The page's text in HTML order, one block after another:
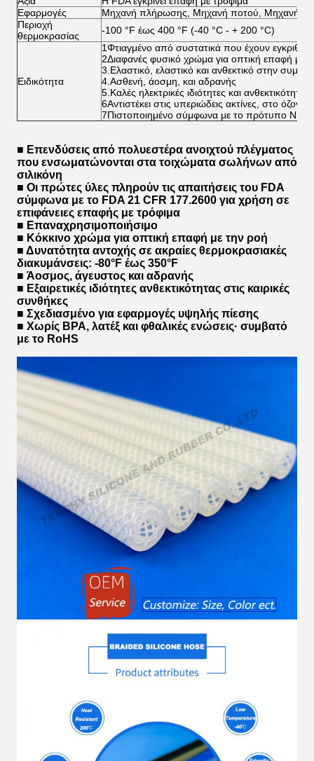
Εφαρμογές
Μηχανή πλήρωσης, Μηχανή ποτού, Μηχανή
Περιοχή
θερμοκρασίας
-100 °F έως 400 °F (-40 °C - + 200 °C)
Ειδικότητα
1Φτιαγμένο από συστατικά που έχουν εγκριθεί
2Διαφανές φυσικό χρώμα για οπτική επαφή με
3.Ελαστικό, ελαστικό και ανθεκτικό στην
4.Ασθενή, άοσμη, και αδρανής
5.Καλές ηλεκτρικές ιδιότητες και ανθεκτικότητα
6Αντιστέκει στις υπεριώδεις ακτίνες, στο όζον,
7Πιστοποιημένο σύμφωνα με το πρότυπο NSF
■ Επενδύσεις από πολυεστέρα ανοιχτού πλέγματος
που ενσωματώνονται στα τοιχώματα σωλήνων από
σιλικόνη
■ Οι πρώτες ύλες πληρούν τις απαιτήσεις του FDA
σύμφωνα με το FDA 21 CFR 177.2600 για χρήση σε
επιφάνειες επαφής με τρόφιμα
■ Επαναχρησιμοποιήσιμο
■ Κόκκινο χρώμα για οπτική επαφή με την ροή
■ Δυνατότητα αντοχής σε ακραίες θερμοκρασιακές
διακυμάνσεις: -80°F έως 350°F
■ Άοσμος, άγευστος και αδρανής
■ Εξαιρετικές ιδιότητες ανθεκτικότητας στις καιρικές
συνθήκες
■ Σχεδιασμένο για εφαρμογές υψηλής πίεσης
■ Χωρίς BPA, λατέξ και φθαλικές ενώσεις· συμβατό
με το RoHS